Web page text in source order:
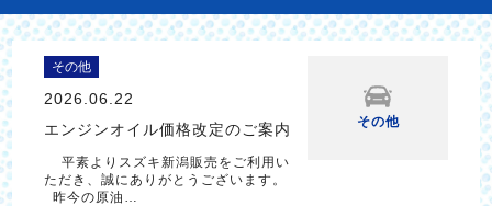
その他
2026.06.22
エンジンオイル価格改定のご案内
平素よりスズキ新潟販売をご利用い
ただき、誠にありがとうございます。
昨今の原油…
その他